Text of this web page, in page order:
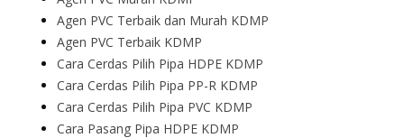
Agen PVC Terbaik dan Murah KDMP
Agen PVC Terbaik KDMP
Cara Cerdas Pilih Pipa HDPE KDMP
Cara Cerdas Pilih Pipa PP-R KDMP
Cara Cerdas Pilih Pipa PVC KDMP
Cara Pasang Pipa HDPE KDMP